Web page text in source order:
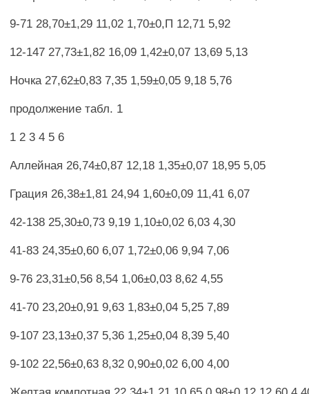
9-71 28,70±1,29 11,02 1,70±0,П 12,71 5,92
12-147 27,73±1,82 16,09 1,42±0,07 13,69 5,13
Ночка 27,62±0,83 7,35 1,59±0,05 9,18 5,76
продолжение табл. 1
1 2 3 4 5 6
Аллейная 26,74±0,87 12,18 1,35±0,07 18,95 5,05
Грация 26,38±1,81 24,94 1,60±0,09 11,41 6,07
42-138 25,30±0,73 9,19 1,10±0,02 6,03 4,30
41-83 24,35±0,60 6,07 1,72±0,06 9,94 7,06
9-76 23,31±0,56 8,54 1,06±0,03 8,62 4,55
41-70 23,20±0,91 9,63 1,83±0,04 5,25 7,89
9-107 23,13±0,37 5,36 1,25±0,04 8,39 5,40
9-102 22,56±0,63 8,32 0,90±0,02 6,00 4,00